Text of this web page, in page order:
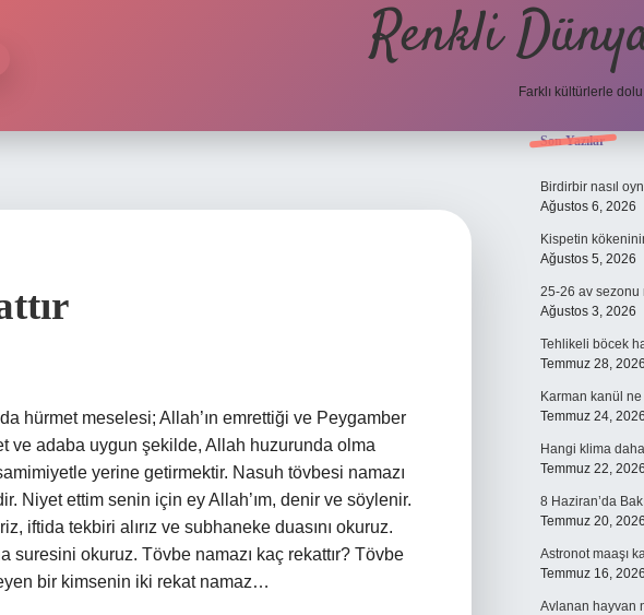
Renkli
Farklı kültürlerle
hürmet meselesi; Allah’ın emrettiği ve Peygamber
ve adaba uygun şekilde, Allah huzurunda olma
yerine getirmektir. Nasuh tövbesi namazı
Niyet ettim senin için ey Allah’ım, denir ve söylenir.
iftida tekbiri alırız ve subhaneke duasını okuruz.
okuruz. Tövbe namazı kaç rekattır? Tövbe
bir kimsenin iki rekat namaz…
Son Yazılar
Birdirbir nasıl
Ağustos 6, 2026
Kispetin
Ağustos 5, 2026
25-26 av sezonu
Ağustos 3, 2026
Tehlikeli böcek
Temmuz 28, 2026
Karman kanül ne
Temmuz 24, 2026
Hangi klima
Temmuz 22, 2026
8 Haziran’da
Temmuz 20, 2026
Astronot maaşı
Temmuz 16, 2026
Avlanan hayvan